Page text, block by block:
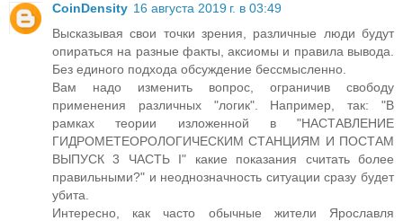
CoinDensity 16 августа 2019 г. в 03:49
Высказывая свои точки зрения, различные люди будут
опираться на разные факты, аксиомы и правила вывода.
Без единого подхода обсуждение бессмысленно.
Вам надо изменить вопрос, ограничив свободу
применения различных "логик". Например, так: "В
рамках теории изложенной в "НАСТАВЛЕНИЕ
ГИДРОМЕТЕОРОЛОГИЧЕСКИМ СТАНЦИЯМ И ПОСТАМ
ВЫПУСК 3 ЧАСТЬ I" какие показания считать более
правильными?" и неоднозначность ситуации сразу будет
убита.
Интересно, как часто обычные жители Ярославля